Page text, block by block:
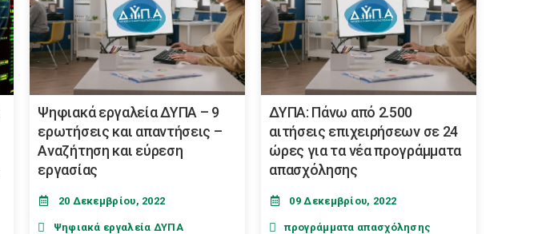
Ψηφιακά εργαλεία ΔΥΠΑ – 9
ερωτήσεις και απαντήσεις –
Αναζήτηση και εύρεση
εργασίας
20 Δεκεμβρίου, 2022
Ψηφιακά εργαλεία ΔΥΠΑ
ΔΥΠΑ: Πάνω από 2.500
αιτήσεις επιχειρήσεων σε 24
ώρες για τα νέα προγράμματα
απασχόλησης
09 Δεκεμβρίου, 2022
προγράμματα απασχόλησης